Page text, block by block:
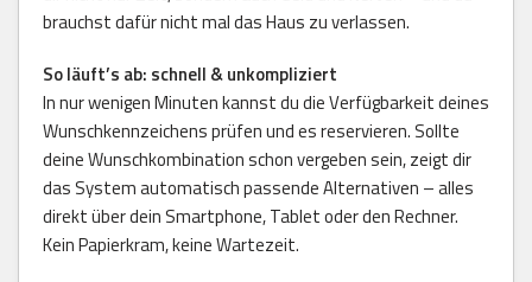
brauchst dafür nicht mal das Haus zu verlassen.
So läuft’s ab: schnell & unkompliziert
In nur wenigen Minuten kannst du die Verfügbarkeit deines
Wunschkennzeichens prüfen und es reservieren. Sollte
deine Wunschkombination schon vergeben sein, zeigt dir
das System automatisch passende Alternativen – alles
direkt über dein Smartphone, Tablet oder den Rechner.
Kein Papierkram, keine Wartezeit.